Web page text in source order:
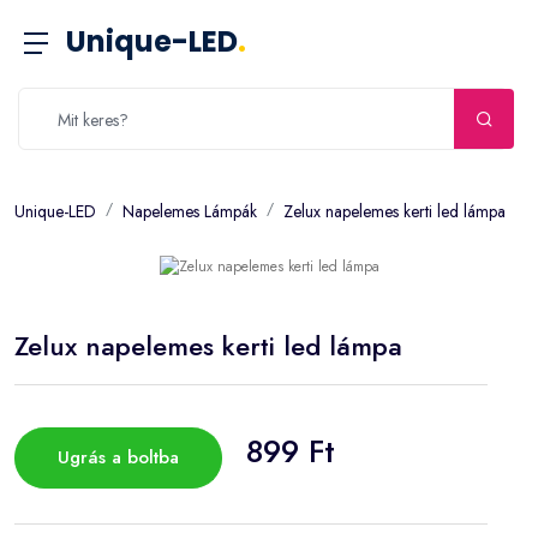
Unique-LED.
Unique-LED Napelemes Lámpák Zelux napelemes kerti led lámpa
Zelux napelemes kerti led lámpa
Ugrás a boltba 899 Ft